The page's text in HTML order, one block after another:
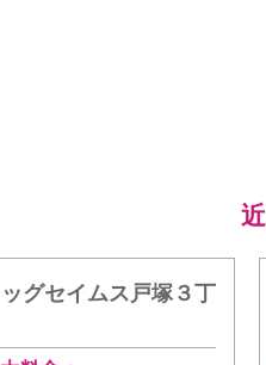
グセイムス戸塚３丁